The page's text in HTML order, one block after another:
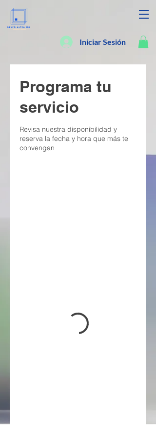
Iniciar Sesión
Programa tu
servicio
Revisa nuestra disponibilidad y
reserva la fecha y hora que más te
convengan